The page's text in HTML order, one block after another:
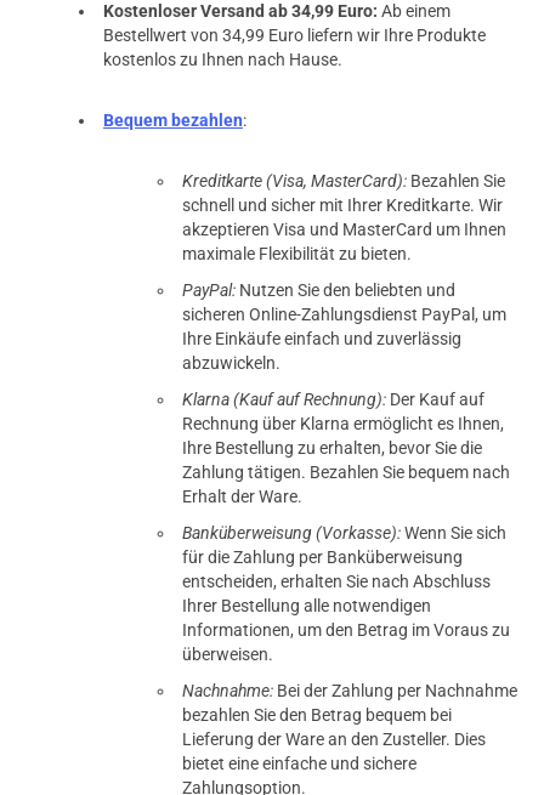
Kostenloser Versand ab 34,99 Euro: Ab einem
Bestellwert von 34,99 Euro liefern wir Ihre Produkte
kostenlos zu Ihnen nach Hause.
Bequem bezahlen:
Kreditkarte (Visa, MasterCard): Bezahlen Sie
schnell und sicher mit Ihrer Kreditkarte. Wir
akzeptieren Visa und MasterCard um Ihnen
maximale Flexibilität zu bieten.
PayPal: Nutzen Sie den beliebten und
sicheren Online-Zahlungsdienst PayPal, um
Ihre Einkäufe einfach und zuverlässig
abzuwickeln.
Klarna (Kauf auf Rechnung): Der Kauf auf
Rechnung über Klarna ermöglicht es Ihnen,
Ihre Bestellung zu erhalten, bevor Sie die
Zahlung tätigen. Bezahlen Sie bequem nach
Erhalt der Ware.
Banküberweisung (Vorkasse):Wenn Sie sich
für die Zahlung per Banküberweisung
entscheiden, erhalten Sie nach Abschluss
Ihrer Bestellung alle notwendigen
Informationen, um den Betrag im Voraus zu
überweisen.
Nachnahme: Bei der Zahlung per Nachnahme
bezahlen Sie den Betrag bequem bei
Lieferung der Ware an den Zusteller. Dies
bietet eine einfache und sichere
Zahlungsoption.